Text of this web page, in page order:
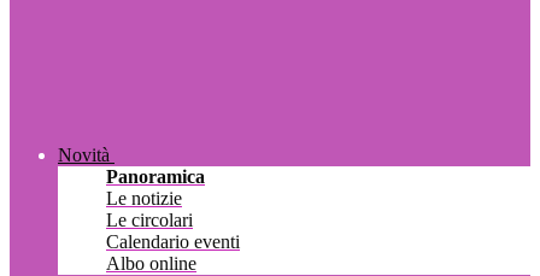
Novità
Panoramica
Le notizie
Le circolari
Calendario eventi
Albo online